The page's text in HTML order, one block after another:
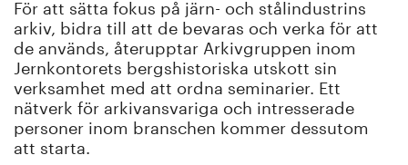
Energi/miljö
Vi tycker
Publicerat
Bildbank
För att sätta fokus på järn- och stålindustrins
arkiv, bidra till att de bevaras och verka för att
de används, återupptar Arkivgruppen inom
Jernkontorets bergshistoriska utskott sin
verksamhet med att ordna seminarier. Ett
nätverk för arkivansvariga och intresserade
personer inom branschen kommer dessutom
att starta.